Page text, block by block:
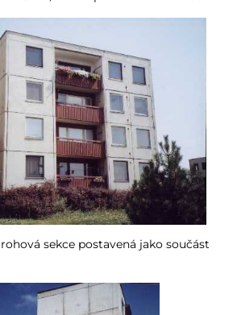
sekce postavená jako součást